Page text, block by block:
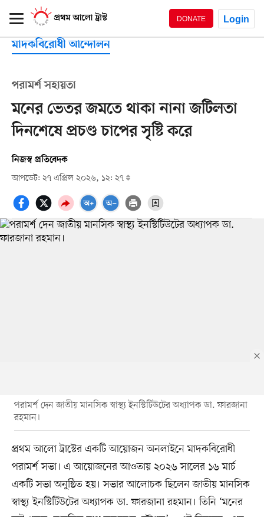
DONATE Login
মাদকবিরোধী আন্দোলন
পরামর্শ সহায়তা
মনের ভেতর জমতে থাকা নানা জটিলতা
দিনশেষে প্রচণ্ড চাপের সৃষ্টি করে
নিজস্ব প্রতিবেদক
আপডেট: ২৭ এপ্রিল ২০২৬, ১২: ২৭
পরামর্শ দেন জাতীয় মানসিক স্বাস্থ্য ইনস্টিটিউটের অধ্যাপক ডা. ফারজানা
রহমান।
প্রথম আলো ট্রাস্টের একটি আয়োজন অনলাইনে মাদকবিরোধী
পরামর্শ সভা। এ আয়োজনের আওতায় ২০২৬ সালের ১৬ মার্চ
একটি সভা অনুষ্ঠিত হয়। সভার আলোচক ছিলেন জাতীয় মানসিক
স্বাস্থ্য ইনস্টিটিউটের অধ্যাপক ডা. ফারজানা রহমান। তিনি ‘মনের